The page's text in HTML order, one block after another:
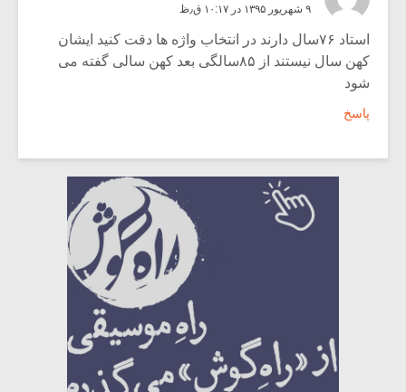
۹ شهریور ۱۳۹۵ در ۱۰:۱۷ ق٫ظ
استاد ۷۶سال دارند در انتخاب واژه ها دقت کنید ایشان
کهن سال نیستند از ۸۵سالگی بعد کهن سالی گفته می
شود
پاسخ